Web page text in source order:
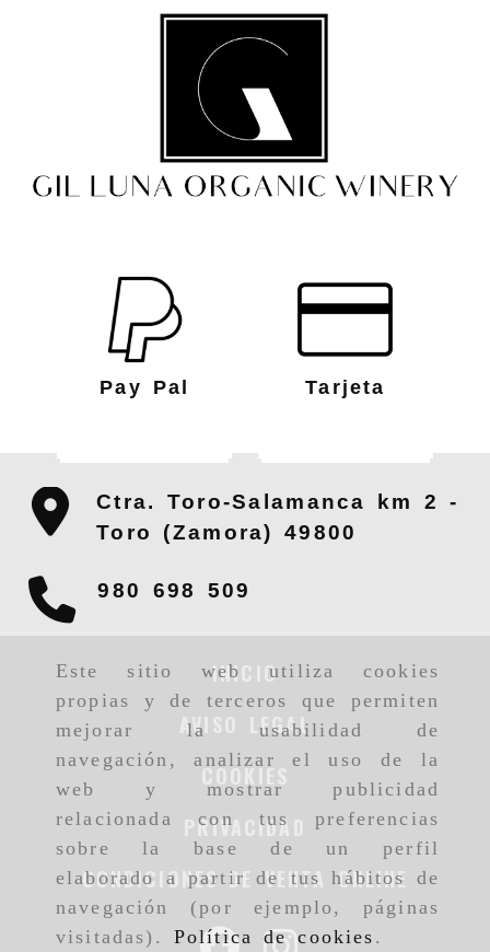
Este sitio web utiliza cookies
propias y de terceros que permiten
mejorar la usabilidad de
navegación, analizar el uso de la
web y mostrar publicidad
relacionada con tus preferencias
sobre la base de un perfil
elaborado a partir de tus hábitos de
navegación (por ejemplo, páginas
visitadas). Política de cookies .
Pay Pal Tarjeta
Ctra. Toro-Salamanca km 2 -
Toro (Zamora) 49800
980 698 509
INICIO
AVISO LEGAL
PRIVACIDAD
CONDICIONES DE VENTA ONLINE